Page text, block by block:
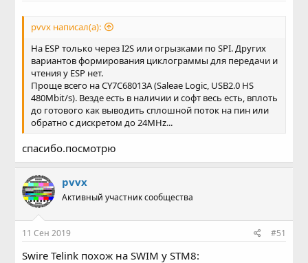
pvvx написал(а):
На ESP только через I2S или огрызками по SPI. Других
вариантов формирования циклограммы для передачи и
чтения у ESP нет.
Проще всего на CY7C68013A (Saleae Logic, USB2.0 HS
480Mbit/s). Везде есть в наличии и софт весь есть, вплоть
до готового как выводить сплошной поток на пин или
обратно с дискретом до 24MHz...
спасибо.посмотрю
pvvx
Активный участник сообщества
11 Сен 2019 #51
Swire Telink похож на SWIM у STM8: